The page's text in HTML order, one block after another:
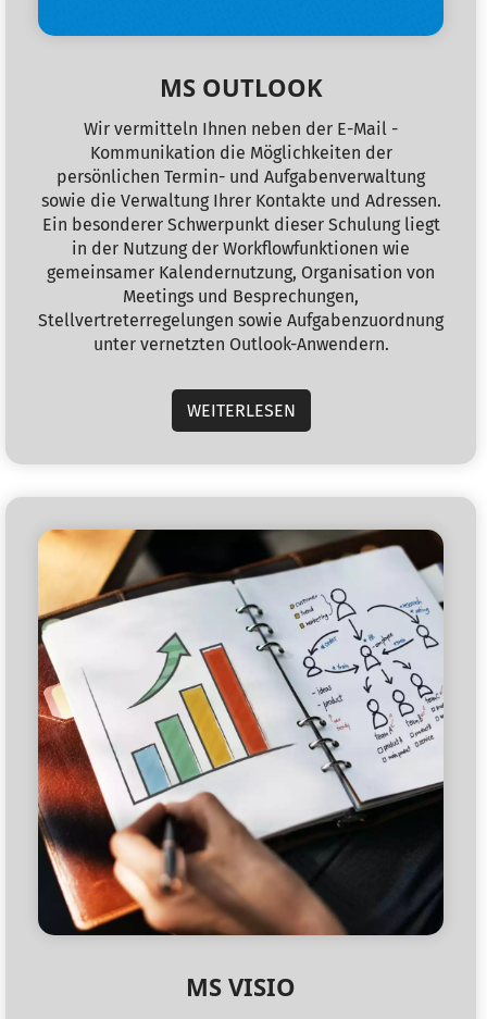
MS OUTLOOK
Wir vermitteln Ihnen neben der E-Mail -
Kommunikation die Möglichkeiten der
persönlichen Termin- und Aufgabenverwaltung
sowie die Verwaltung Ihrer Kontakte und Adressen.
Ein besonderer Schwerpunkt dieser Schulung liegt
in der Nutzung der Workflowfunktionen wie
gemeinsamer Kalendernutzung, Organisation von
Meetings und Besprechungen,
Stellvertreterregelungen sowie Aufgabenzuordnung
unter vernetzten Outlook-Anwendern.
WEITERLESEN
MS VISIO